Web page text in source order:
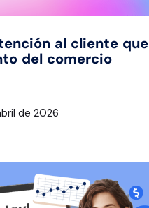
al cliente que
del comercio
de 2026